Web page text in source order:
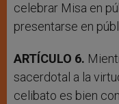
celebrar Misa en
presentarse en
ARTÍCULO 6.
sacerdotal a la
celibato es bien